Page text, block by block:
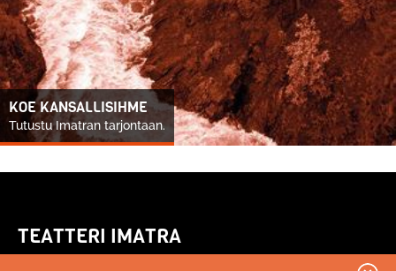
KOE KANSALLISIHME
Tutustu Imatran tarjontaan.
TEATTERI IMATRA